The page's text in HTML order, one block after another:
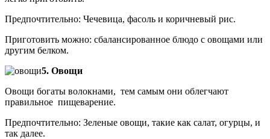
Предпочтительно: Чечевица, фасоль и коричневый рис.
Приготовить можно: сбалансированное блюдо с овощами или
другим белком.
5. Овощи
Овощи богаты волокнами, тем самым они облегчают
правильное пищеварение.
Предпочтительно: Зеленые овощи, такие как салат, огурцы, и
так далее.